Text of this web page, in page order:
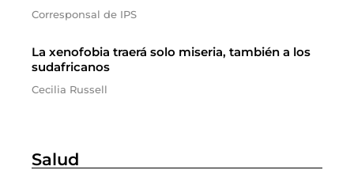
Corresponsal de IPS
La xenofobia traerá solo miseria, también a los
sudafricanos
Cecilia Russell
Salud